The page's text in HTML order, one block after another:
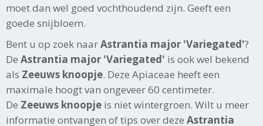
moet dan wel goed vochthoudend zijn. Geeft een
goede snijbloem.
Bent u op zoek naarAstrantia major 'Variegated'?
De Astrantia major 'Variegated' is ook wel bekend
als Zeeuws knoopje. Deze Apiaceae heeft een
maximale hoogt van ongeveer 60 centimeter.
De Zeeuws knoopje is niet wintergroen. Wilt u meer
informatie ontvangen of tips over deze Astrantia